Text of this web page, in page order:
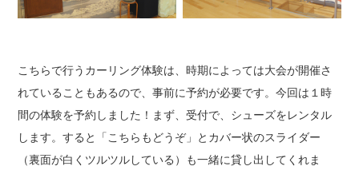
こちらで行うカーリング体験は、時期によっては大会が開催さ
れていることもあるので、事前に予約が必要です。今回は１時
間の体験を予約しました！ まず、受付で、シューズをレンタル
します。すると「こちらもどうぞ」とカバー状のスライダー
（裏面が白くツルツルしている）も一緒に貸し出してくれま